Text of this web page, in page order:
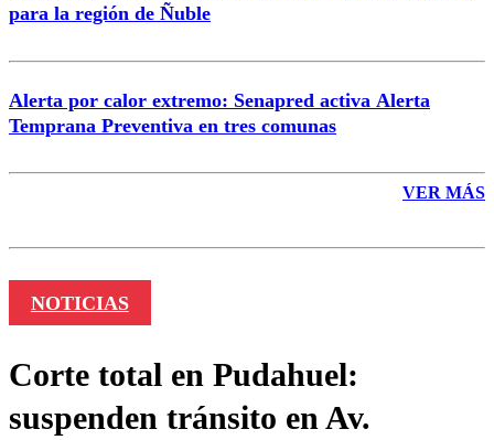
para la región de Ñuble
Alerta por calor extremo: Senapred activa Alerta
Temprana Preventiva en tres comunas
VER MÁS
NOTICIAS
Corte total en Pudahuel:
suspenden tránsito en Av.